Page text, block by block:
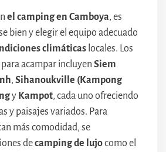
el camping en Camboya, es
bien y elegir el equipo adecuado
climáticas locales. Los
acampar incluyen Siem
, Sihanoukville (Kampong
y Kampot, cada uno ofreciendo
y paisajes variados. Para
más comodidad, se
decamping de lujocomo el